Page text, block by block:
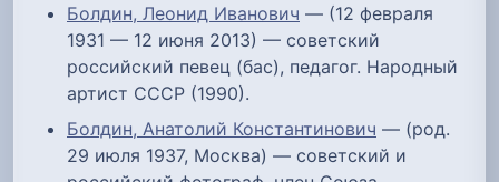
Болдин, Леонид Иванович — (12 февраля
1931 — 12 июня 2013) — советский
российский певец (бас), педагог. Народный
артист СССР (1990).
Болдин, Анатолий Константинович — (род.
29 июля 1937, Москва) — советский и